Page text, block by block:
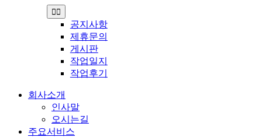
Toggle
Navigation
공지사항
제휴문의
게시판
작업일지
작업후기
회사소개
인사말
오시는길
주요서비스